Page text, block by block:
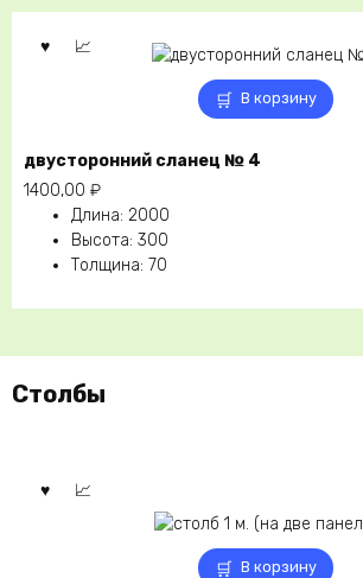
В корзину
двусторонний сланец № 4
1400,00 ₽
Длина: 2000
Высота: 300
Толщина: 70
Столбы
В корзину